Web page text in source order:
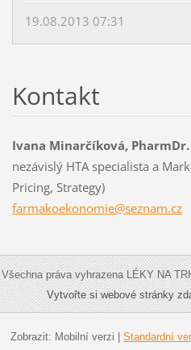
19.08.2013 07:31
Kontakt
Ivana Minarčíková, PharmDr.
nezávislý HTA specialista a
Pricing, Strategy)
farmakoekonomie@seznam.cz
Všechna práva vyhrazena LÉKY NA
Vytvořte si webové stránky
Zobrazit: Mobilní verzi Standardní